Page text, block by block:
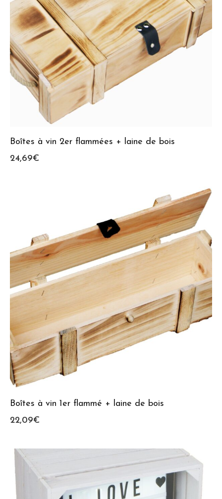
Boîtes à vin 2er flammées + laine de bois
24,69€
Boîtes à vin 1er flammé + laine de bois
22,09€